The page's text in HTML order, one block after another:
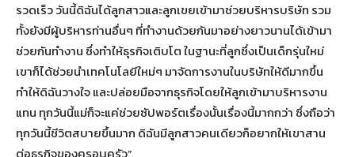
รวดเร็ว วันนี้ดิฉันได้ลูกสาวและลูกเขยเข้ามาช่วยบริหารบริษัท รวม
ทั้งยังมีผู้บริหารท่านอื่นๆ ที่ทำงานด้วยกันมาอย่างยาวนานได้เข้ามา
ช่วยกันทำงาน ซึ่งทำให้ธุรกิจเติบโต ในฐานะที่ลูกซึ่งเป็นเด็กรุ่นใหม่
เขาก็ได้ช่วยนำเทคโนโลยีใหม่ๆ มาจัดการงานในบริษัทให้ดีมากขึ้น
ทำให้ดิฉันวางใจ และปล่อยมือจากธุรกิจโดยให้ลูกเข้ามาบริหารงาน
แทน ทุกวันนี้แม่ก็จะแค่ช่วยซัปพอร์ตเรื่องนั้นเรื่องนี้มากกว่า ซึ่งถือว่า
ทุกวันนี้ชีวิตสบายขึ้นมาก ดิฉันมีลูกสาวคนเดียวก็อยากให้เขาสาน